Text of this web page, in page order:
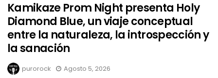
Kamikaze Prom Night presenta Holy
Diamond Blue, un viaje conceptual
entre la naturaleza, la introspección y
la sanación
purorock Agosto 5, 2026